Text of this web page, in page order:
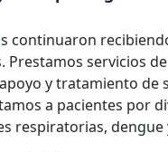
continuaron
servicios
y tratamiento de
a pacientes por
respiratorias, dengue